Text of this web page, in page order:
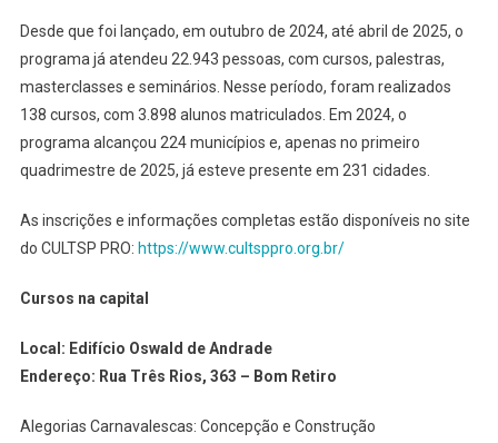
Desde que foi lançado, em outubro de 2024, até abril de 2025, o
programa já atendeu 22.943 pessoas, com cursos, palestras,
masterclasses e seminários. Nesse período, foram realizados
138 cursos, com 3.898 alunos matriculados. Em 2024, o
programa alcançou 224 municípios e, apenas no primeiro
quadrimestre de 2025, já esteve presente em 231 cidades.
As inscrições e informações completas estão disponíveis no site
do CULTSP PRO: https://www.cultsppro.org.br/
Cursos na capital
Local: Edifício Oswald de Andrade
Endereço: Rua Três Rios, 363 – Bom Retiro
Alegorias Carnavalescas: Concepção e Construção